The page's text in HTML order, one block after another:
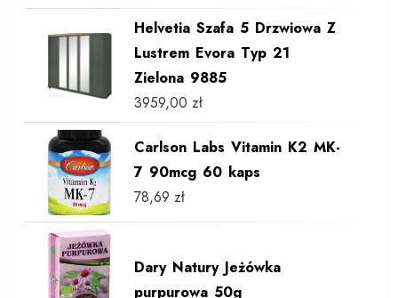
Helvetia Szafa 5 Drzwiowa Z
Lustrem Evora Typ 21
Zielona 9885
3959,00 zł
Carlson Labs Vitamin K2 MK-
7 90mcg 60 kaps
78,69 zł
Dary Natury Jeżówka
purpurowa 50g